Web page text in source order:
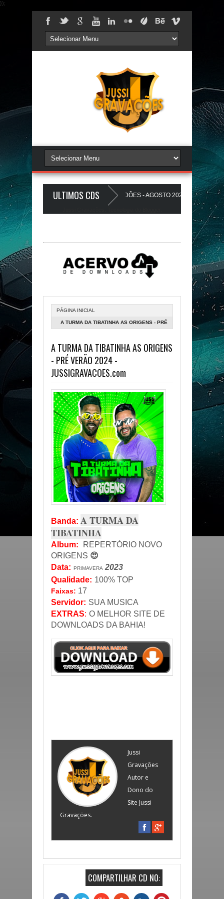
});
ULTIMOS CDS
PAREDÃO 17.0 - A PLAYLIST DOS PAREDÕES - AGOSTO 2026 - O ZeRo Um é
A Favela Ta Gostosa 5.0 - LANÇAMENTO - JUSSIGRAVACOES.com
PÁGINA INICIAL
A TURMA DA TIBATINHA AS ORIGENS - PRÉ
A TURMA DA TIBATINHA AS ORIGENS
- PRÉ VERÃO 2024 -
JUSSIGRAVACOES.com
Banda: A TURMA DA
TIBATINHA
Album:
REPERTÓRIO NOVO
ORIGENS 😍
Data: PRIMAVERA 2023
Qualidade: 100% TOP
Faixas: 17
Servidor: SUA MUSICA
EXTRAS: O MELHOR SITE DE
DOWNLOADS DA BAHIA!
Jussi
Gravações
Autor e
Dono do
Site Jussi
Gravações.
COMPARTILHAR CD NO: